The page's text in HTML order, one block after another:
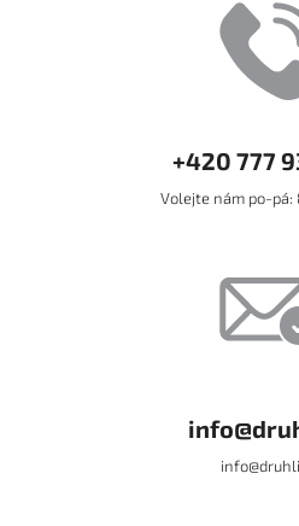
+420 777
Volejte nám po-pá: